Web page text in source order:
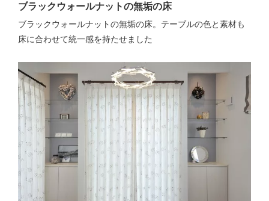
ブラックウォールナットの無垢の床
ブラックウォールナットの無垢の床。テーブルの色と素材も
床に合わせて統一感を持たせました